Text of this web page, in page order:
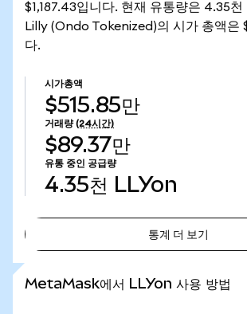
$1,187.43입니다. 현재 유통량은 4.35천
Lilly (Ondo Tokenized)의 시가 총액은
다.
시가총액
$515.85만
거래량 (24시간)
$89.37만
유통 중인 공급량
4.35천 LLYon
통계 더 보기
MetaMask에서 LLYon 사용 방법